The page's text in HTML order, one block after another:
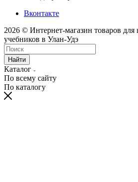
Вконтакте
2026 © Интернет-магазин товаров
учебников в Улан-Удэ
Найти
Каталог
По всему сайту
По каталогу